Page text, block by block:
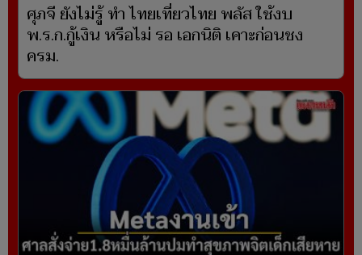
ศุภจี ยังไม่รู้ ทำ ไทยเที่ยวไทย พลัส ใช้งบ
พ.ร.ก.กู้เงิน หรือไม่ รอ เอกนิติ เคาะก่อนชง
ครม.